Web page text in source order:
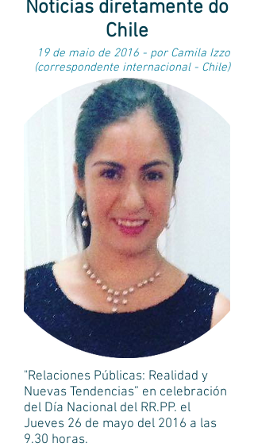
Noticias diretamente do
Chile
19 de maio de 2016 - por Camila Izzo
(correspondente internacional - Chile)
"Relaciones Públicas: Realidad y
Nuevas Tendencias” en celebración
del Día Nacional del RR.PP. el
Jueves 26 de mayo del 2016 a las
9.30 horas.